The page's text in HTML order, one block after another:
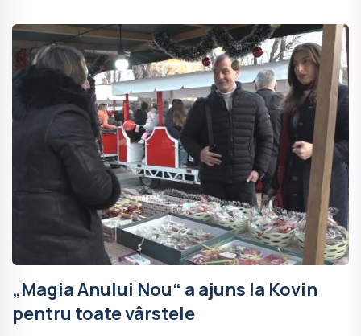
„Magia Anului Nou“ a ajuns la Kovin
pentru toate vârstele